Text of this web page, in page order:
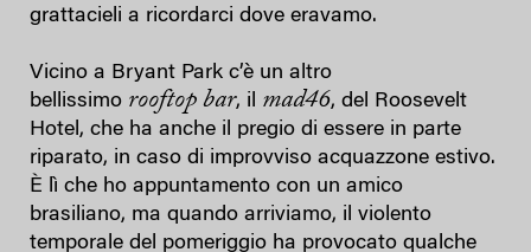
grattacieli a ricordarci dove eravamo.
Vicino a Bryant Park c’è un altro
bellissimo rooftop bar, il mad46, del Roosevelt
Hotel, che ha anche il pregio di essere in parte
riparato, in caso di improvviso acquazzone estivo.
È lì che ho appuntamento con un amico
brasiliano, ma quando arriviamo, il violento
temporale del pomeriggio ha provocato qualche